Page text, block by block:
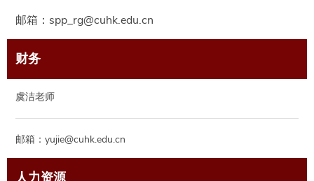
邮箱：spp_rg@cuhk.edu.cn
财务
虞洁老师
邮箱：yujie@cuhk.edu.cn
人力资源